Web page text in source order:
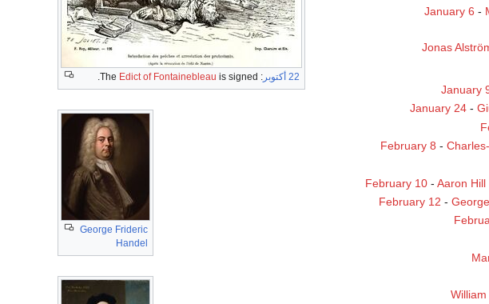
22 أكتوبر : The
Edict of Fontainebleau is signed.
George Frideric
Handel
January 6 -
Jonas
January
January 24-
February 8 -
February 10- Aaron Hill
February 12 -